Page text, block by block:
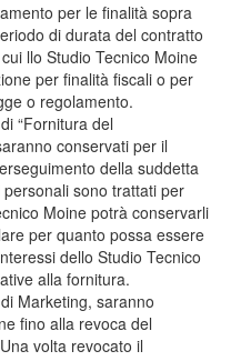
per le finalità sopra
di durata del contratto
llo Studio Tecnico Moine
per finalità fiscali o per
o regolamento.
“Fornitura del
conservati per il
della suddetta
sono trattati per
Moine potrà conservarli
per quanto possa essere
dello Studio Tecnico
alla fornitura.
Marketing, saranno
fino alla revoca del
volta revocato il